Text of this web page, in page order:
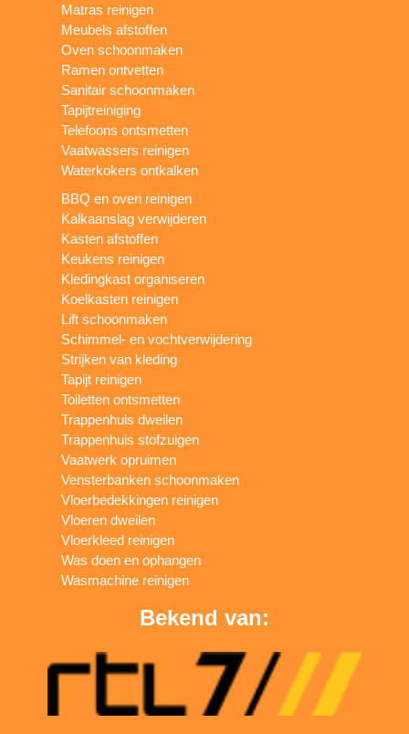
Matras reinigen
Meubels afstoffen
Oven schoonmaken
Ramen ontvetten
Sanitair schoonmaken
Tapijtreiniging
Telefoons ontsmetten
Vaatwassers reinigen
Waterkokers ontkalken
BBQ en oven reinigen
Kalkaanslag verwijderen
Kasten afstoffen
Keukens reinigen
Kledingkast organiseren
Koelkasten reinigen
Lift schoonmaken
Schimmel- en vochtverwijdering
Strijken van kleding
Tapijt reinigen
Toiletten ontsmetten
Trappenhuis dweilen
Trappenhuis stofzuigen
Vaatwerk opruimen
Vensterbanken schoonmaken
Vloerbedekkingen reinigen
Vloeren dweilen
Vloerkleed reinigen
Was doen en ophangen
Wasmachine reinigen
Bekend van: